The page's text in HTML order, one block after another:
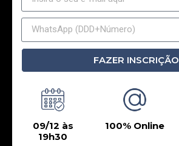
FAZER INSCRIÇÃO
09/12 às
19h30
100% Online